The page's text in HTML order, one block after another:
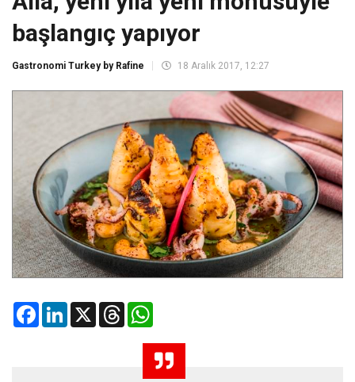
başlangıç yapıyor
Gastronomi Turkey by Rafine 18 Aralık 2017, 12:27
FacebookLinkedIn
X Threads